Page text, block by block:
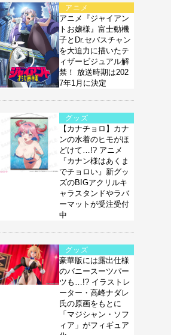
アニメ
アニメ『ジャイアン
トお嬢様』富士動機
子とDr.セバスチャン
を大迫力に描いたテ
ィザービジュアル解
禁！ 放送時期は202
7年1月に決定
グッズ
【カナチョロ】カナ
ンの水着のヒモがほ
どけて…!? アニメ
『カナン様はあくま
でチョロい』新グッ
ズのBIGアクリルキ
ャラスタンドやラバ
ーマットが受注受付
中
グッズ
豪華版には露出仕様
のバニースーツパー
ツも…!? イラストレ
ーター・高峰ナダレ
氏の原画をもとに
「マジシャン・ソフ
ィア」がフィギュア